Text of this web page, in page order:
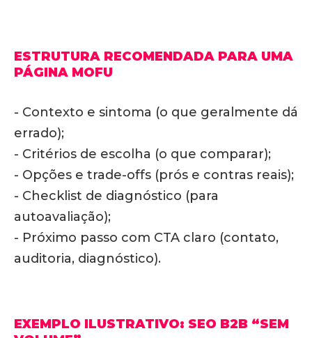
ESTRUTURA RECOMENDADA PARA UMA
PÁGINA MOFU
- Contexto e sintoma (o que geralmente dá
errado);
- Critérios de escolha (o que comparar);
- Opções e trade-offs (prós e contras reais);
- Checklist de diagnóstico (para
autoavaliação);
- Próximo passo com CTA claro (contato,
auditoria, diagnóstico).
EXEMPLO ILUSTRATIVO: SEO B2B “SEM